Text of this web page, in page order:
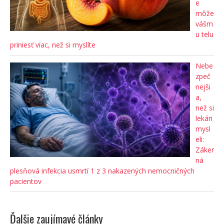
e
môže
vášm
u telu
priniesť viac, než si myslíte
Nebe
zpeč
nejši
a,
než si
lekári
mysl
eli:
Záker
ná
plesňová infekcia usmrtí 1 z 3 nakazených nemocničných
pacientov
Ďalšie zaujímavé články